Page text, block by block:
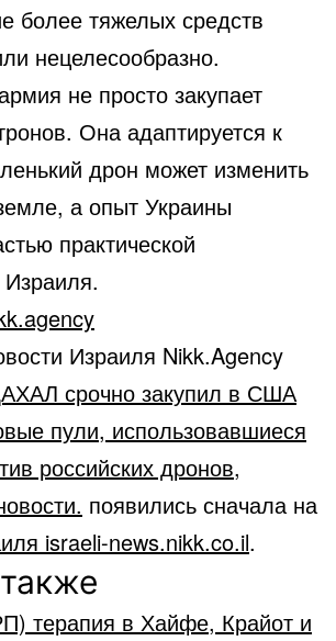
более тяжелых средств
нецелесообразно.
не просто закупает
Она адаптируется к
дрон может изменить
а опыт Украины
практической
Израиля.
Израиля Nikk.Agency
срочно закупил в США
пули, использовавшиеся
российских дронов,
появились сначала на
israeli-news.nikk.co.il.
терапия в Хайфе, Крайот и